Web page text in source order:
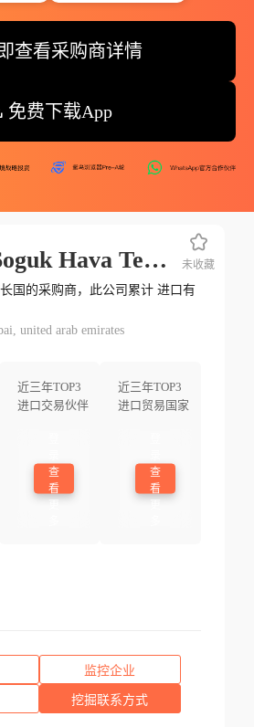
查看采购商详情
免费下载App
Sadiklar Soguk Hava Tesisleri Ve Su Urunleri Sanayi Ticaret Ltd.sti.
国的采购商，此公司累计 进口有
united arab emirates
近三年TOP3
进口交易伙伴
查
看
近三年TOP3
进口贸易国家
查
看
未收藏
监控企业
挖掘联系方式